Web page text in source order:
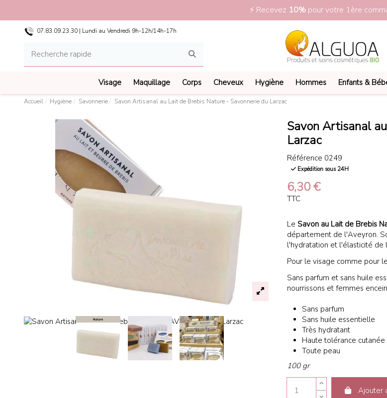
⚡ Recevez 10% pour votre 1ère
07.83.09.23.30 | Lundi au Vendredi 9h-12h/14h-17h
Visage Maquillage Corps Cheveux Hygiène Hommes Enfants &
Accueil Hygiène Savonnerie Savon Artisanal au Lait de Brebis Nature - Savonnerie du Larzac
Savon Artisanal
Larzac
Référence 0249
Expédition sous 24H
6,30 €
TTC
LeSavon au Lait de Brebis
département de l'Aveyron.
l'hydratation et l'élasticité de
Pour le visage comme pour
Sans parfum et sans huile
nourrissons et femmes
Sans parfum
Sans huile essentielle
Très hydratant
Haute tolérance cutanée
Toute peau
100 gr
Ajouter